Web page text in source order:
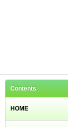
Contents
HOME